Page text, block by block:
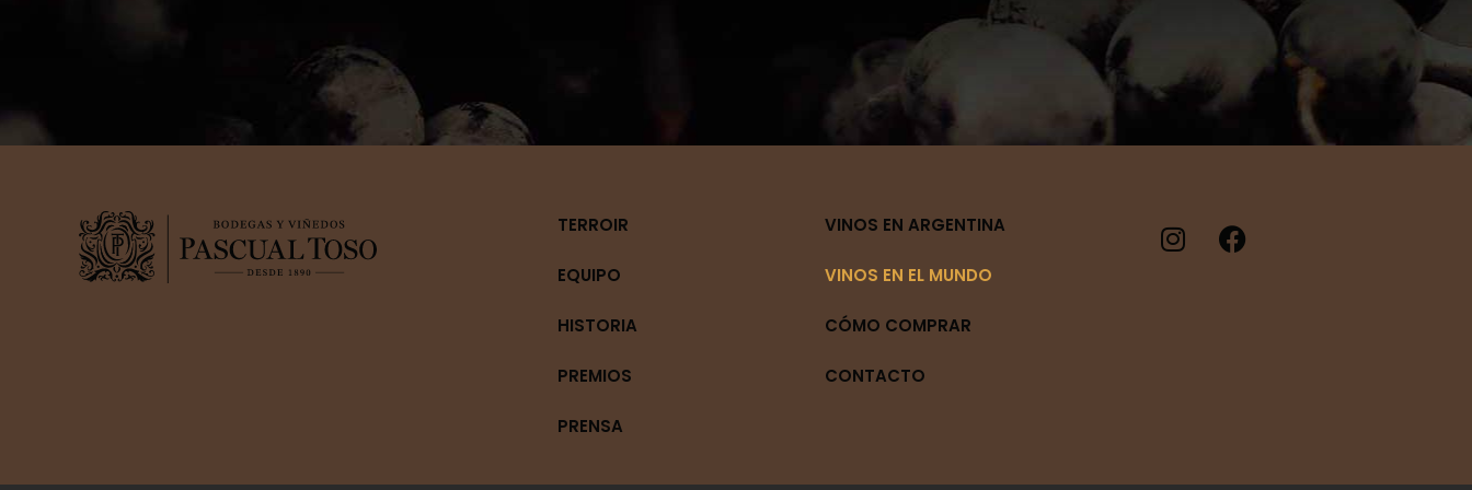
TERROIR
EQUIPO
HISTORIA
PREMIOS
PRENSA
VINOS EN ARGENTINA
VINOS EN EL MUNDO
CÓMO COMPRAR
CONTACTO